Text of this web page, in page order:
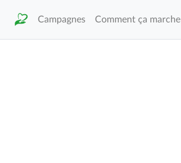
Campagnes Comment ça marche